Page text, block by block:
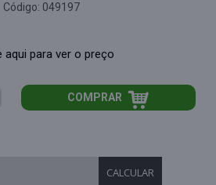
Código: 049197
aqui para ver o preço
COMPRAR
CALCULAR